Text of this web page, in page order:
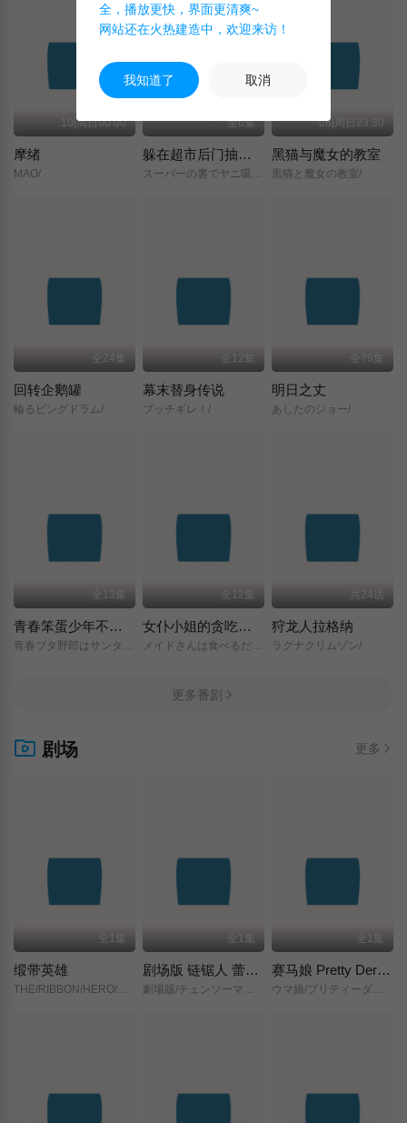
10|周日00:00
摩绪
MAO/
全6集
躲在超市后门抽烟的两人
スーパーの裏でヤニ吸うふたり/
08|周日23:30
黑猫与魔女的教室
黒猫と魔女の教室/
全24集
回转企鹅罐
輪るピングドラム/
全12集
幕末替身传说
ブッチギレ！/
全79集
明日之丈
あしたのジョー/
全13集
青春笨蛋少年不做圣诞服女郎的梦
全12集
女仆小姐的贪吃日常
メイドさんは食べるだけ/
共24话
狩龙人拉格纳
ラグナクリムゾン/
更多番剧
剧场 更多
全1集
缎带英雄
全1集
剧场版 链锯人 蕾塞篇(正式版)
全1集
赛马娘 Pretty Derby 新时代之门
全，播放更快，界面更清爽~
网站还在火热建造中，欢迎来访！
我知道了 取消